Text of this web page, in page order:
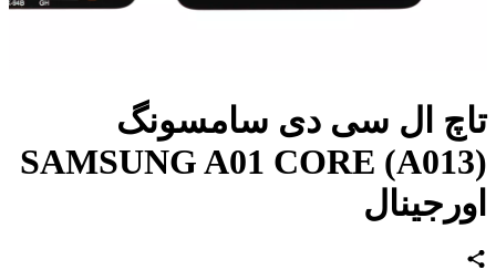
ال سی دی سامسونگ
SAMSUNG A01 CORE